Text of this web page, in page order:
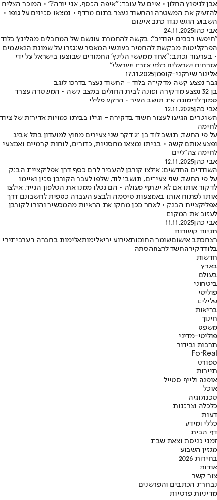
אבן לניפוץ החלון • איים על עובד: "איפה הכסף, אני יורה?" • המוכר הצליח
להזעיק את המשטרה והחשוד נעצר בתום מרדף • נמצאו סכינים על גופו •
השבוע הוגש נגדו כתב אישום
אבי כהן24.11.2025
"חיפשו רכבים יהודים": בקשה להחמרת עונשם של המחבלים מהלינץ' בלוד
הפרקליטות מבקשת להחמיר בעונשי המאסר שנגזרו על שמונת הנאשמים
• בערעור נכתב: "אחד ממעשי הלינץ' החמורים שבוצעו בישראל על ידי
אזרחים ישראלים כלפי אזרח ישראלי"
אלינור שירקני-קופמן17.11.2025
גבר נפצע קשה מדקירה בלוד - החשוד נעצר בדרכו לנגב
בן 32 נפצע מדקירה ופונה לבית החולים במצב קשה • המשטרה עצרה
סמוך לדימונה את תושב העיר • הרקע פלילי
אבי כהן12.11.2025
השוטרים הגיעו לעצור חשוד בדקירה - וגילו בביתו כמויות אדירות של ציוד
לחימה
על פי החשד, תושב לוד בן 21 דקר שני צעירים מחוץ למועדון בתל אביב
ופצע אותם קשה • בביתו נמצאו מחסניות, כדורים, לוחות קרמיים ואמצעי
לחימה צה"ליים
אבי כהן12.11.2025
השודדים החדשים: אילצו קורבן להעביר להם כסף דרך אפליקציית הבנק
על פי החשד, שני צעירים, תושבי לוד, שלפו לעבר הקורבן סכין ואיימו
לדקור אותו אם לא ישתף פעולה • הם נטלו ממנו את הטלפון הנייד, אילצו
אותו לפתוח אותו באמצעות סיסמה ולבצע העברה כספית לחשבונם דרך
אפליקציית הבנק • לאחר מכן מחקו את הראיות מהמכשיר והורו לקורבן
לעזוב את המקום
אבי כהן11.11.2025
תגיות קשורות
רצחכתב אישוםשומר החומותאירוע יריאלימותאלימות בחברה הערביתירי
בלודדקירהחשד לרצחהסתה
חדשות
בארץ
בעולם
ביטחוני
פוליטי
פלילים
בריאות
חינוך
משפט
פוליטי-מדיני
תרבות ובידור
ForReal
ספורט
תיירות
אופנה ולייף סטייל
אוכל
טכנולוגיה
כלכלה וצרכנות
דעות
כללי ומידע
דף הבית
זמני כניסת וצאת שבת
מגזין השבוע
בחירות 2026
אודות
צור קשר
נבחרת הכתבים והפרשנים
מדיניות פרטיות